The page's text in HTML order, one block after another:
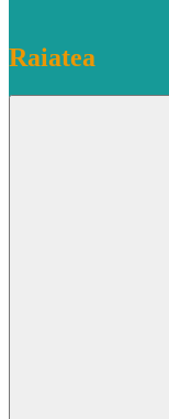
Raiatea